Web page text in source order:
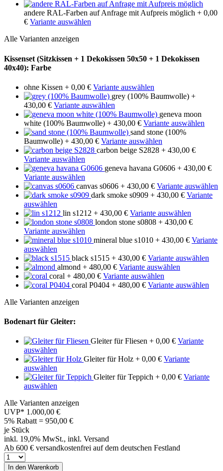
andere RAL-Farben auf Anfrage mit Aufpreis möglich + 0,00
€ Variante auswählen
Alle Varianten anzeigen
Kissenset (Sitzkissen + 1 Dekokissen 50x50 + 1 Dekokissen
40x40): Farbe
ohne Kissen + 0,00 € Variante auswählen
grey (100% Baumwolle) +
430,00 € Variante auswählen
geneva moon
white (100% Baumwolle) + 430,00 € Variante auswählen
sand stone (100%
Baumwolle) + 430,00 € Variante auswählen
carbon beige S2828 + 430,00 €
Variante auswählen
geneva havana G0606 + 430,00 €
Variante auswählen
canvas s0606 + 430,00 € Variante auswählen
dark smoke s0909 + 430,00 € Variante
auswählen
lin s1212 + 430,00 € Variante auswählen
london stone s0808 + 430,00 €
Variante auswählen
mineral blue s1010 + 430,00 € Variante
auswählen
black s1515 + 430,00 € Variante auswählen
almond + 480,00 € Variante auswählen
coral + 480,00 € Variante auswählen
coral P0404 + 480,00 € Variante auswählen
Alle Varianten anzeigen
Bodenart für Gleiter:
Gleiter für Fliesen + 0,00 € Variante
auswählen
Gleiter für Holz + 0,00 € Variante
auswählen
Gleiter für Teppich + 0,00 € Variante
auswählen
Alle Varianten anzeigen
UVP* 1.000,00 €
5% Rabatt = 950,00 €
je Stück
inkl. 19,0% MwSt., inkl. Versand
Ab 600 € versandkostenfrei auf dem deutschen Festland
In den Warenkorb